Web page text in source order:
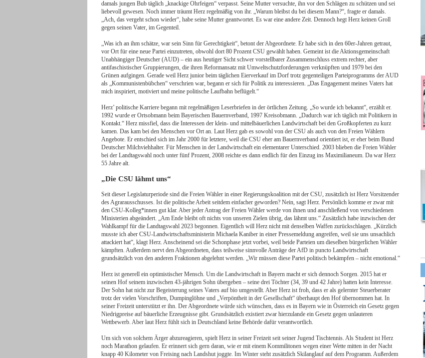
damals jungen Bub täglich „knackige Ohrfeigen“ verpasst. Seine Mutter versuchte, ihn vor den Schlägen zu schützen und sei
liebevoll gewesen. Noch immer träumt Herz regelmäßig von ihr. „Warum bleibst du bei diesem Mann?“, fragte er damals.
„Ach, das vergeht schon wieder“, habe seine Mutter geantwortet. Es war eine andere Zeit. Dennoch hegt Herz keinen Groll
gegen seinen Vater, im Gegenteil.
„Was ich an ihm schätze, war sein Sinn für Gerechtigkeit“, betont der Abgeordnete. Er habe sich in den 60er-Jahren getraut,
vor Ort für eine neue Partei einzutreten, obwohl dort 80 Prozent CSU gewählt haben. Gemeint ist die Aktionsgemeinschaft
Unabhängiger Deutscher (AUD) – ein aus heutiger Sicht schwer vorstellbarer Zusammenschluss extrem rechter, aber
antifaschistischer Gruppierungen, die ihren Reformansatz mit Umweltschutzforderungen verknüpften und 1979 bei den
Grünen aufgingen. Gerade weil Herz junior beim täglichen Eierverkauf im Dorf trotz gegenteiligen Parteiprogramms der AUD
als „Kommunistenbübchen“ verschrien war, begann er sich für Politik zu interessieren. „Das Engagement meines Vaters hat
mich inspiriert, motiviert und meine politische Laufbahn beflügelt.“
Herz’ politische Karriere begann mit regelmäßigen Leserbriefen in der örtlichen Zeitung. „So wurde ich bekannt“, erzählt er.
1992 wurde er Ortsobmann beim Bayerischen Bauernverband, 1997 Kreisobmann. „Dadurch war ich täglich mit Politikern in
Kontakt.“ Herz missfiel, dass die Interessen der klein- und mittelbäuerlichen Landwirtschaft bei den Großkopferten zu kurz
kamen. Das kam bei den Menschen vor Ort an. Laut Herz gab es sowohl von der CSU als auch von den Freien Wählern
Angebote. Er entschied sich im Jahr 2000 für letztere, weil die CSU eher am Bauernverband orientiert ist, er eher beim Bund
Deutscher Milchviehhalter. Für Menschen in der Landwirtschaft ein elementarer Unterschied. 2003 blieben die Freien Wähler
bei der Landtagswahl noch unter fünf Prozent, 2008 reichte es dann endlich für den Einzug ins Maximilianeum. Da war Herz
55 Jahre alt.
„Die CSU lähmt uns“
Seit dieser Legislaturperiode sind die Freien Wähler in einer Regierungskoalition mit der CSU, zusätzlich ist Herz Vorsitzender
des Agrarausschusses. Ist die politische Arbeit seitdem einfacher geworden? Nein, sagt Herz. Persönlich komme er zwar mit
den CSU-Kolleg*innen gut klar. Aber jeder Antrag der Freien Wähler werde von ihnen und anschließend von verschiedenen
Ministerien abgeändert. „Am Ende bleibt oft nichts von unseren Zielen übrig, das lähmt uns.“ Zusätzlich habe inzwischen der
Wahlkampf für die Landtagswahl 2023 begonnen. Eigentlich will Herz nicht mit denselben Waffen zurückschlagen. „Kürzlich
musste ich aber CSU-Landwirtschaftsministerin Michaela Kaniber in einer Pressemeldung angreifen, weil sie uns unsachlich
attackiert hat“, klagt Herz. Anscheinend sei die Schonphase jetzt vorbei, weil beide Parteien um dieselben bürgerlichen Wähler
kämpften. Außerdem nervt den Abgeordneten, dass teilweise sinnvolle Anträge der AfD in puncto Landwirtschaft
grundsätzlich von den anderen Fraktionen abgelehnt werden. „Wir müssen diese Partei politisch bekämpfen – nicht emotional.“
Herz ist generell ein optimistischer Mensch. Um die Landwirtschaft in Bayern macht er sich dennoch Sorgen. 2015 hat er
seinen Hof seinem inzwischen 43-jährigen Sohn übergeben – seine drei Töchter (34, 39 und 42 Jahre) hatten kein Interesse.
Der Sohn hat nicht zur Begeisterung seines Vaters auf bio umgestellt. Aber Herz ist froh, dass er als gelernter Steuerberater
trotz der vielen Vorschriften, Dumpinglöhne und „Verpöntheit in der Gesellschaft“ überhaupt den Hof übernommen hat. In
seiner Freizeit unterstützt er ihn. Der Abgeordnete würde sich wünschen, dass es in Bayern wie in Österreich ein Gesetz gegen
Niedrigpreise auf bäuerliche Erzeugnisse gibt. Grundsätzlich existiert zwar hierzulande ein Gesetz gegen unlauteren
Wettbewerb. Aber laut Herz fühlt sich in Deutschland keine Behörde dafür verantwortlich.
Um sich von solchem Ärger abzureagieren, spielt Herz in seiner Freizeit seit seiner Jugend Tischtennis. Als Student ist Herz
noch Marathon gelaufen. Er erinnert sich gern daran, wie er mit einem Kommilitonen wegen einer Wette mitten in der Nacht
knapp 40 Kilometer von Freising nach Landshut joggte. Im Winter steht zusätzlich Skilanglauf auf dem Programm. Außerdem